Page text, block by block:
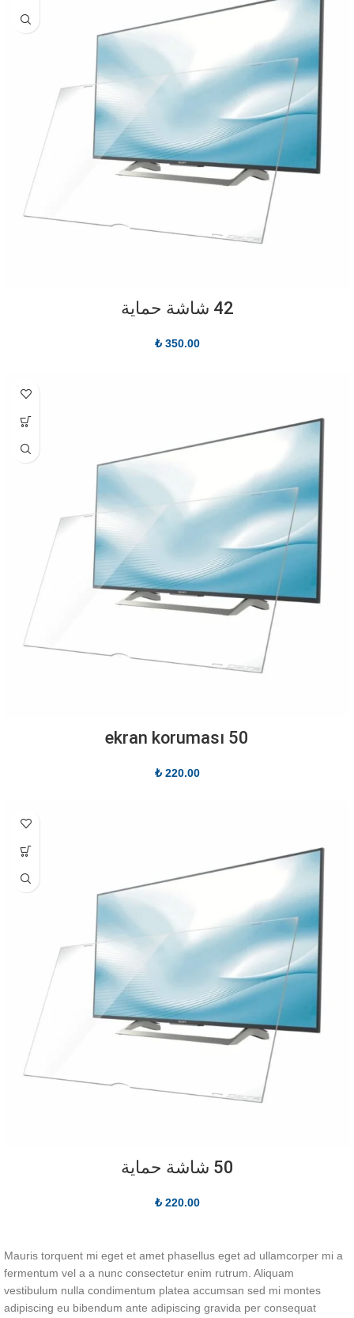
42 شاشة حماية
₺350.00
50 ekran koruması
₺220.00
50 شاشة حماية
₺220.00
Mauris torquent mi eget et amet phasellus eget ad ullamcorper mi a
fermentum vel a a nunc consectetur enim rutrum. Aliquam
vestibulum nulla condimentum platea accumsan sed mi montes
adipiscing eu bibendum ante adipiscing gravida per consequat